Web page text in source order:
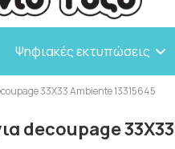
Ψηφιακές εκτυπώσεις
33X33 Ambiente 13315645
decoupage